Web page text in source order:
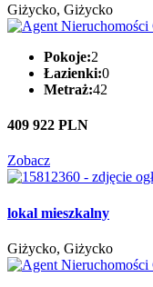
Giżycko, Giżycko
Pokoje:2
Łazienki:0
Metraż:42
409 922 PLN
Zobacz
lokal mieszkalny
Giżycko, Giżycko